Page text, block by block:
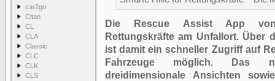
car2go
Citan
CL
CLA
Classic
CLC
CLK
CLS
Die Rescue Assist App von
Rettungskräfte am Unfallort. Über
ist damit ein schneller Zugriff auf
Fahrzeuge möglich. Das
dreidimensionale Ansichten